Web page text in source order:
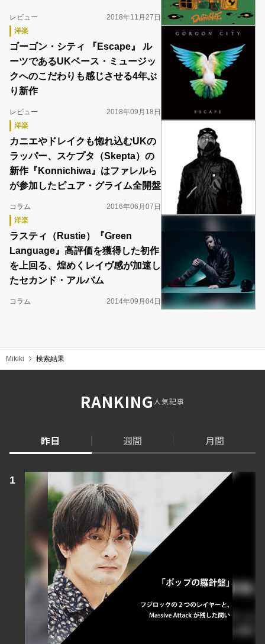
レビュー
2018年11月27日
洋楽
ゴーゴン・シティ 『Escape』 ル
ーツであるUKベース・ミュージッ
クへのこだわりも感じさせる4年ぶ
り新作
レビュー
2018年09月18日
洋楽
カニエやドレイクも惚れ込むUKの
ラッパー、スケプタ（Skepta）の
新作『Konnichiwa』はファレルら
が参加したピュア・グライム全開盤
コラム
2016年06月07日
洋楽
ラスティ（Rustie）『Green
Language』高評価を獲得した初作
を上回る、煌めくレイヴ感が加速し
たセカンド・アルバム
コラム 2014年09月04日
Mikiki 検索結果
RANKING人気記事
昨日 週間 月間